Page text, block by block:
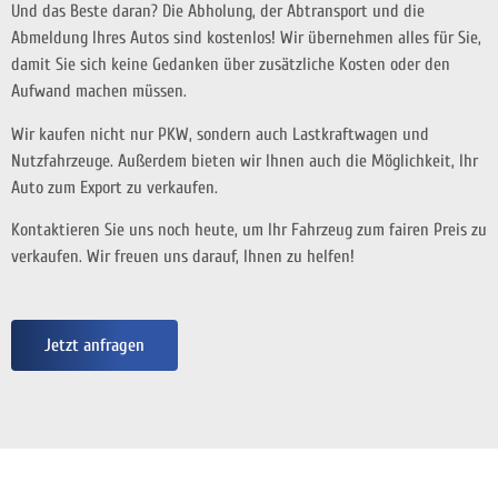
Und das Beste daran? Die Abholung, der Abtransport und die
Abmeldung Ihres Autos sind kostenlos! Wir übernehmen alles für Sie,
damit Sie sich keine Gedanken über zusätzliche Kosten oder den
Aufwand machen müssen.
Wir kaufen nicht nur PKW, sondern auch Lastkraftwagen und
Nutzfahrzeuge. Außerdem bieten wir Ihnen auch die Möglichkeit, Ihr
Auto zum Export zu verkaufen.
Kontaktieren Sie uns noch heute, um Ihr Fahrzeug zum fairen Preis zu
verkaufen. Wir freuen uns darauf, Ihnen zu helfen!
Jetzt anfragen